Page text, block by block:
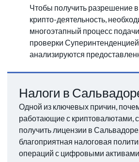
Чтобы получить разрешение
крипто-деятельность,
многоэтапный процесс
проверки
анализируются
Налоги в
Одной из ключевых причин,
работающие с криптовалютами,
получить лицензии в
благоприятная налоговая
операций с цифровыми